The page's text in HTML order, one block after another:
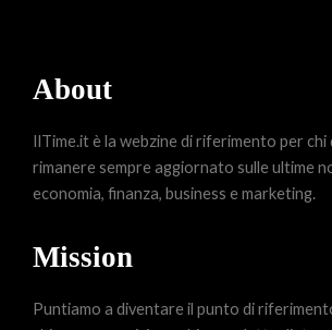
About
IlTime.it è la webzine di riferimento per chi
rimanere sempre aggiornato sulle ultime
economia, finanza, business e marketing.
Mission
Puntiamo a diventare il punto di